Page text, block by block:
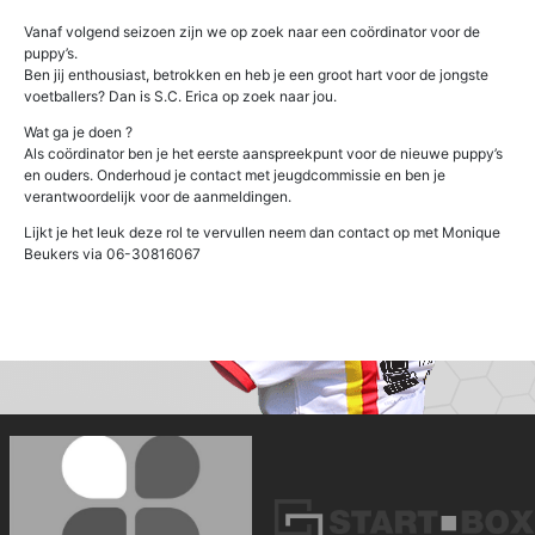
Vanaf volgend seizoen zijn we op zoek naar een coördinator voor de
puppy’s.
Ben jij enthousiast, betrokken en heb je een groot hart voor de jongste
voetballers? Dan is S.C. Erica op zoek naar jou.
Wat ga je doen ?
Als coördinator ben je het eerste aanspreekpunt voor de nieuwe puppy’s
en ouders. Onderhoud je contact met jeugdcommissie en ben je
verantwoordelijk voor de aanmeldingen.
Lijkt je het leuk deze rol te vervullen neem dan contact op met Monique
Beukers via 06-30816067